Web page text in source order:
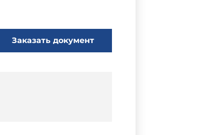
Заказать документ